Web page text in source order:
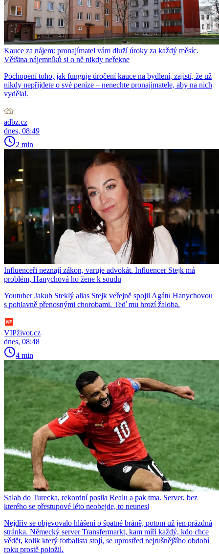
Kauce za nájem: pronajímatel vám dluží úroky za každý měsíc.
Většina nájemníků si o ně nikdy neřekne
Pochopení toho, jak funguje úročení kauce na bydlení, zajistí, že už
nikdy nepřijdete o své peníze – nenechte pronajímatele, aby na nich
vydělal.
adbz.cz
dnes, 08:49
2 min
Influenceři neznají zákon, varuje advokát. Influencer Stejk má
problém, Hanychová ho žene k soudu
Youtuber Jakub Steklý alias Stejk veřejně spojil Agátu Hanychovou
s pohlavně přenosnými chorobami. Teď mu hrozí žaloba.
VIPživot.cz
dnes, 08:48
4 min
Salah do Turecka, rekordní posila Realu a pak tma. Server, bez
kterého se přestupové léto neobejde, to neunesl
Nejdřív se objevovalo hlášení o špatné bráně, potom už jen prázdná
stránka. Německý server Transfermarkt, kam míří každý, kdo chce
vědět, kolik který fotbalista stojí, se uprostřed nejrušnějšího období
roku prostě položil.